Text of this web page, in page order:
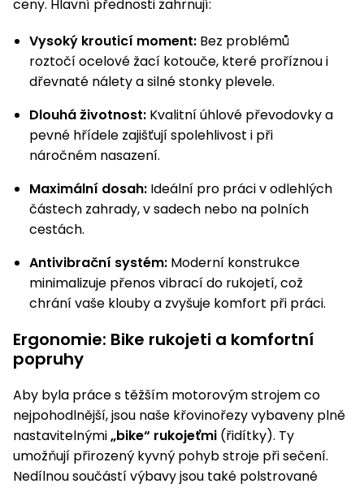
ceny. Hlavní přednosti zahrnují:
Vysoký krouticí moment: Bez problémů
roztočí ocelové žací kotouče, které proříznou i
dřevnaté nálety a silné stonky plevele.
Dlouhá životnost: Kvalitní úhlové převodovky a
pevné hřídele zajišťují spolehlivost i při
náročném nasazení.
Maximální dosah: Ideální pro práci v odlehlých
částech zahrady, v sadech nebo na polních
cestách.
Antivibrační systém: Moderní konstrukce
minimalizuje přenos vibrací do rukojetí, což
chrání vaše klouby a zvyšuje komfort při práci.
Ergonomie: Bike rukojeti a komfortní
popruhy
Aby byla práce s těžším motorovým strojem co
nejpohodlnější, jsou naše křovinořezy vybaveny plně
nastavitelnými„bike“ rukojeťmi (řidítky). Ty
umožňují přirozený kyvný pohyb stroje při sečení.
Nedílnou součástí výbavy jsou také polstrované